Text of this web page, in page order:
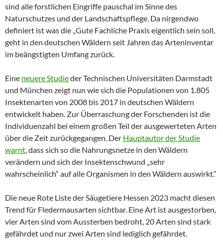
sind alle forstlichen Eingriffe pauschal im Sinne des
Naturschutzes und der Landschaftspflege. Da nirgendwo
definiert ist was die „Gute Fachliche Praxis eigentlich sein soll,
geht in den deutschen Wäldern seit Jahren das Arteninventar
im beängstigten Umfang zurück.
Eine neuere Studieder Technischen Universitäten Darmstadt
und München zeigt nun wie sich die Populationen von 1.805
Insektenarten von 2008 bis 2017 in deutschen Wäldern
entwickelt haben. Zur Überraschung der Forschenden ist die
Individuenzahl bei einem großen Teil der ausgewerteten Arten
über die Zeit zurückgegangen. Der Hauptautor der Studie
warnt, dass sich so die Nahrungsnetze in den Wäldern
verändern und sich der Insektenschwund „sehr
wahrscheinlich“ auf alle Organismen in den Wäldern auswirkt.“
Die neue Rote Liste der Säugetiere Hessen 2023 macht diesen
Trend für Fledermausarten sichtbar. Eine Art ist ausgestorben,
vier Arten sind vom Aussterben bedroht, 20 Arten sind stark
gefährdet und nur zwei Arten sind lediglich gefährdet.